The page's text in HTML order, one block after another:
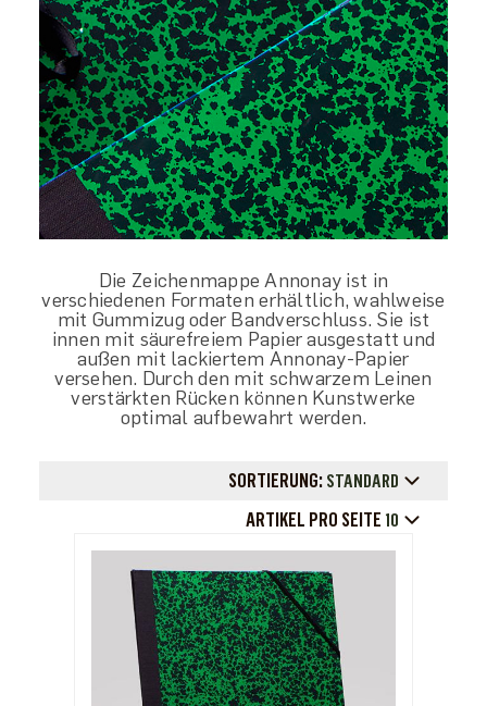
Die Zeichenmappe Annonay ist in
verschiedenen Formaten erhältlich, wahlweise
mit Gummizug oder Bandverschluss. Sie ist
innen mit säurefreiem Papier ausgestatt und
außen mit lackiertem Annonay-Papier
versehen. Durch den mit schwarzem Leinen
verstärkten Rücken können Kunstwerke
optimal aufbewahrt werden.
SORTIERUNG: STANDARD
ARTIKEL PRO SEITE 10